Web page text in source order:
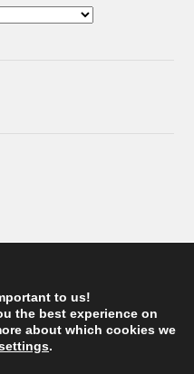
to us!
the best experience on
about which cookies we
.